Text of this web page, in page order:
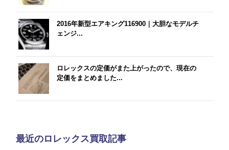
2016年新型エアキング116900｜大胆なモデルチ
ェンジ...
ロレックスの定価がまた上がったので、現在の
定価をまとめました...
最近のロレックス買取記事